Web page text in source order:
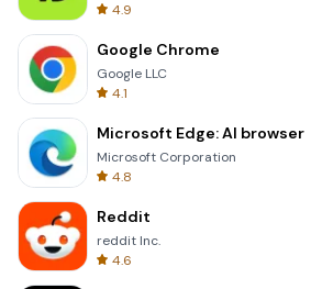
4.9
Google Chrome
Google LLC
4.1
Microsoft Edge: AI browser
Microsoft Corporation
4.8
Reddit
reddit Inc.
4.6